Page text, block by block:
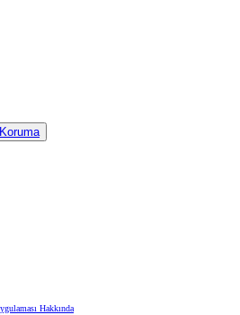
Hakkında